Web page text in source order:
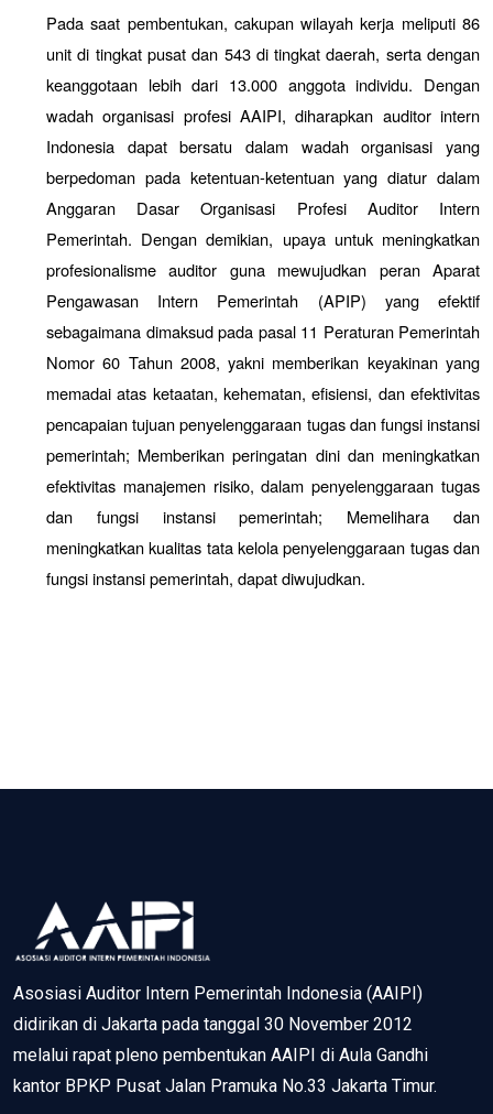
Pada saat pembentukan, cakupan wilayah kerja meliputi 86
unit di tingkat pusat dan 543 di tingkat daerah, serta dengan
keanggotaan lebih dari 13.000 anggota individu. Dengan
wadah organisasi profesi AAIPI, diharapkan auditor intern
Indonesia dapat bersatu dalam wadah organisasi yang
berpedoman pada ketentuan-ketentuan yang diatur dalam
Anggaran Dasar Organisasi Profesi Auditor Intern
Pemerintah. Dengan demikian, upaya untuk meningkatkan
profesionalisme auditor guna mewujudkan peran Aparat
Pengawasan Intern Pemerintah (APIP) yang efektif
sebagaimana dimaksud pada pasal 11 Peraturan Pemerintah
Nomor 60 Tahun 2008, yakni memberikan keyakinan yang
memadai atas ketaatan, kehematan, efisiensi, dan efektivitas
pencapaian tujuan penyelenggaraan tugas dan fungsi instansi
pemerintah; Memberikan peringatan dini dan meningkatkan
efektivitas manajemen risiko, dalam penyelenggaraan tugas
dan fungsi instansi pemerintah; Memelihara dan
meningkatkan kualitas tata kelola penyelenggaraan tugas dan
fungsi instansi pemerintah, dapat diwujudkan.
Asosiasi Auditor Intern Pemerintah Indonesia (AAIPI)
didirikan di Jakarta pada tanggal 30 November 2012
melalui rapat pleno pembentukan AAIPI di Aula Gandhi
kantor BPKP Pusat Jalan Pramuka No.33 Jakarta Timur.